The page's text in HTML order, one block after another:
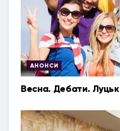
АНОНСИ
Весна. Дебати. Луцьк